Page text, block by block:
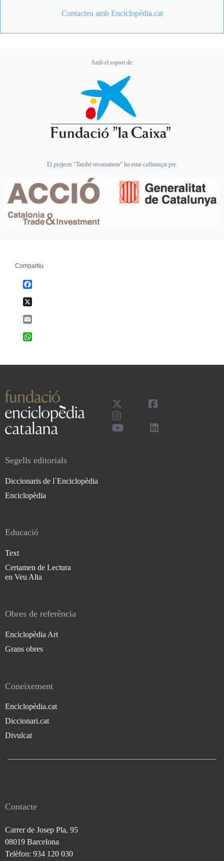
Contacteu amb Enciclopèdia.cat
Amb el suport de:
El projecte "També recomanem" ha estat cofinançat per:
Compartiu
Segells editorials
Diccionaris de l`Enciclopèdia
Enciclopèdia
Educació
Text
Certamen de Lectura
en Veu Alta
Obres de referència
Enciclopèdia Art
Grans obres
Coneixement
Enciclopèdia.cat
Diccionari.cat
Divulcat
Contacte
Carrer de Josep Pla, 95
08019 Barcelona
Telèfon: 934 120 030